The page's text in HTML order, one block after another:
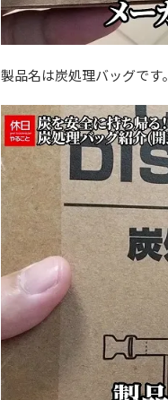
製品名は炭処理バッグです。